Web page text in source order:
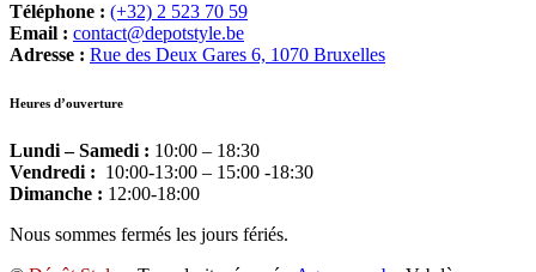
Téléphone : (+32) 2 523 70 59
Email : contact@depotstyle.be
Adresse : Rue des Deux Gares 6, 1070 Bruxelles
Heures d’ouverture
Lundi – Samedi : 10:00 – 18:30
Vendredi : 10:00-13:00 – 15:00 -18:30
Dimanche : 12:00-18:00
Nous sommes fermés les jours fériés.